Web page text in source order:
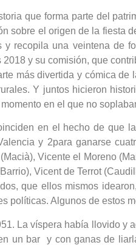
que forma parte del
sobre el origen de la
recopila una veintena de
y su comisión, que
más divertida y cómica
Y juntos hicieron
en el que no
en el hecho de que
y 2para ganarse
Vicente el Moreno
Vicent de Terrot
que ellos mismos
políticas. Algunos de estos
La víspera había llovido
un bar y con ganas de